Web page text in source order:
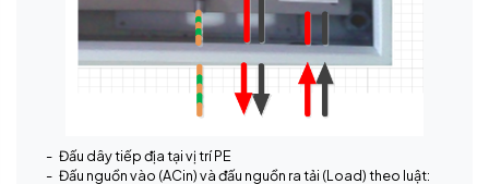
- Đấu dây tiếp địa tại vị trí PE
- Đấu nguồn vào (ACin) và đấu nguồn ra tải (Load) theo luật: